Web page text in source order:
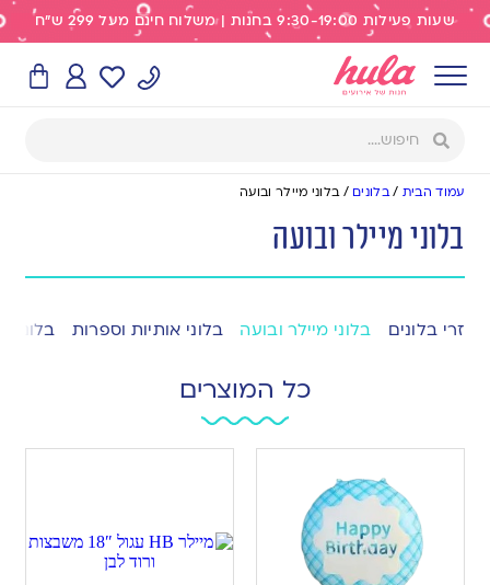
שעות פעילות 9:30-19:00 בחנות | משלוח חינם מעל 299 ש"ח
עמוד הבית /בלונים /בלוני מיילר ובועה
בלוני מיילר ובועה
זרי בלונים בלוני מיילר ובועה בלוני אותיות וספרות בלוני
כל המוצרים